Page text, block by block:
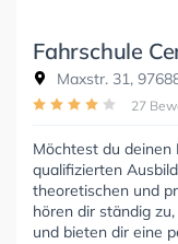
Fahrschule
Maxstr. 31,
27
Möchtest du deinen
qualifizierten
theoretischen und
hören dir ständig
und bieten dir eine